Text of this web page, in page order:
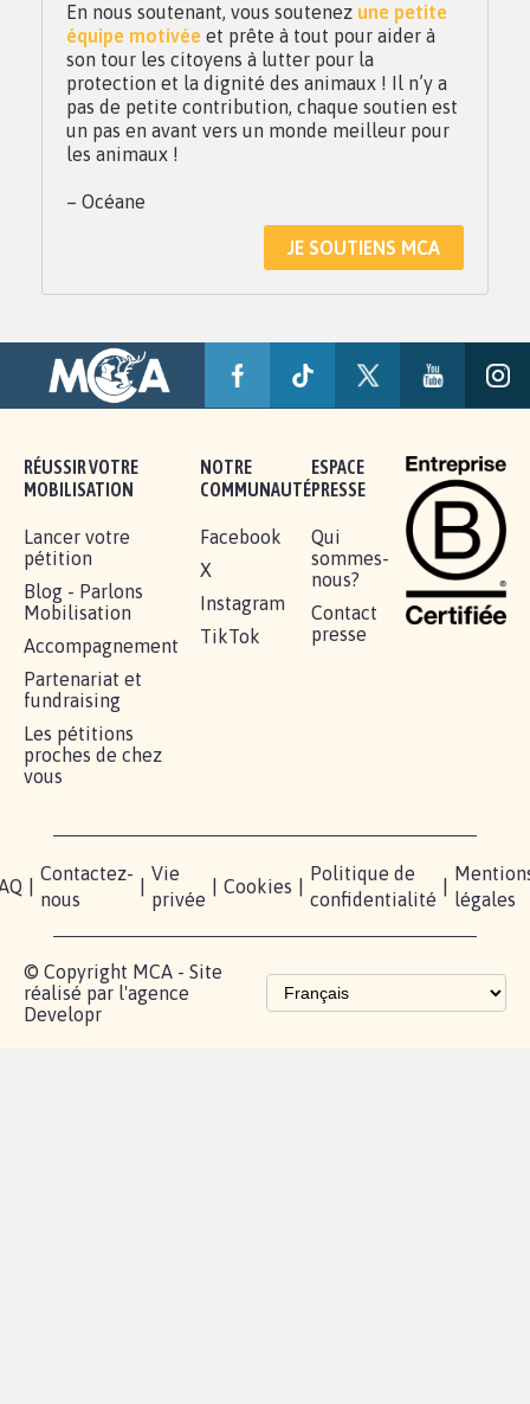
En nous soutenant, vous soutenez une petite
équipe motivée et prête à tout pour aider à
son tour les citoyens à lutter pour la
protection et la dignité des animaux ! Il n’y a
pas de petite contribution, chaque soutien est
un pas en avant vers un monde meilleur pour
les animaux !
– Océane
JE SOUTIENS MCA
RÉUSSIR VOTRE
MOBILISATION
Lancer votre
pétition
Blog - Parlons
Mobilisation
Accompagnement
Partenariat et
fundraising
Les pétitions
proches de chez
vous
NOTRE
COMMUNAUTÉ
Facebook
X
Instagram
TikTok
ESPACE
PRESSE
Qui
sommes-
nous?
Contact
presse
Contactez-
nous
Vie
privée
Cookies
Politique de
confidentialité
légales
© Copyright MCA - Site
réalisé par l'agence
Developr